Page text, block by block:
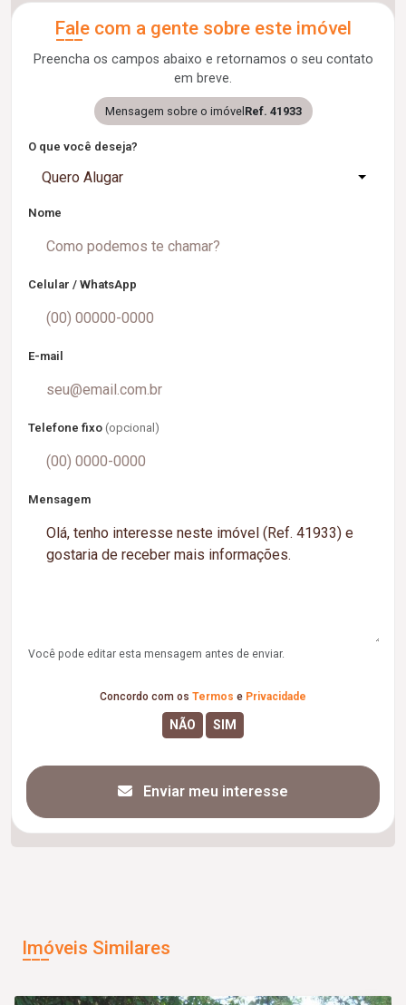
Fale com a gente sobre este imóvel
Preencha os campos abaixo e retornamos o seu contato
em breve.
Mensagem sobre o imóvel Ref. 41933
O que você deseja?
Quero Alugar
Nome
Celular / WhatsApp
E-mail
Telefone fixo (opcional)
Mensagem
Você pode editar esta mensagem antes de enviar.
Concordo com os Termos e Privacidade
Enviar meu interesse
Imóveis Similares